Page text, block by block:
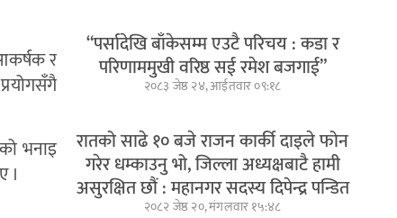
र
भनाइ
।
“पर्सादेखि बाँकेसम्म एउटै परिचय : कडा र
परिणाममुखी वरिष्ठ सई रमेश बजगाई”
२०८३ जेष्ठ २४, आईतवार ०९:१८
रातको साढे १० बजे राजन कार्की दाइले फोन
गरेर धम्काउनु भो, जिल्ला अध्यक्षबाटै हामी
असुरक्षित छौं : महानगर सदस्य दिपेन्द्र पन्डित
२०८२ जेष्ठ २०, मंगलवार १५:४८